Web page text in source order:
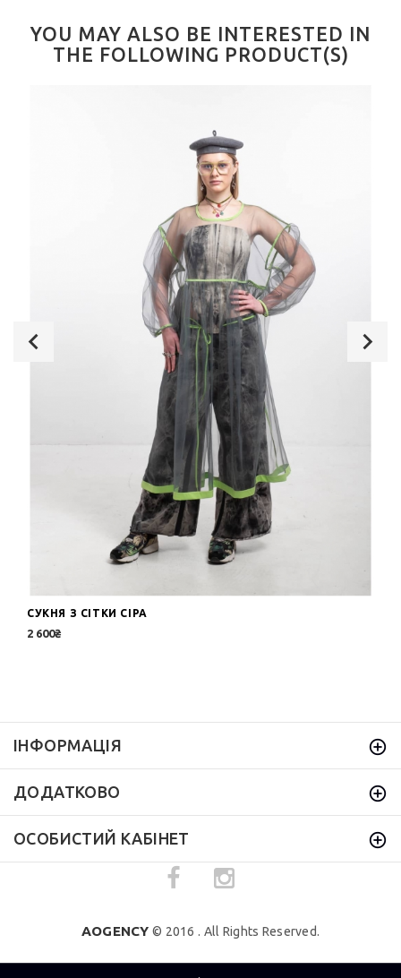
YOU MAY ALSO BE INTERESTED IN
THE FOLLOWING PRODUCT(S)
СУКНЯ З СІТКИ СІРА
2 600₴
ІНФОРМАЦІЯ
ДОДАТКОВО
ОСОБИСТИЙ КАБІНЕТ
AOGENCY © 2016 . All Rights Reserved.